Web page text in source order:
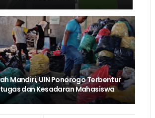
Mandiri, UIN Ponorogo Terbentur
dan Kesadaran Mahasiswa